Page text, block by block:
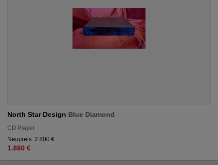
North Star Design Blue Diamond
CD Player
Neupreis: 2.800 €
1.880 €